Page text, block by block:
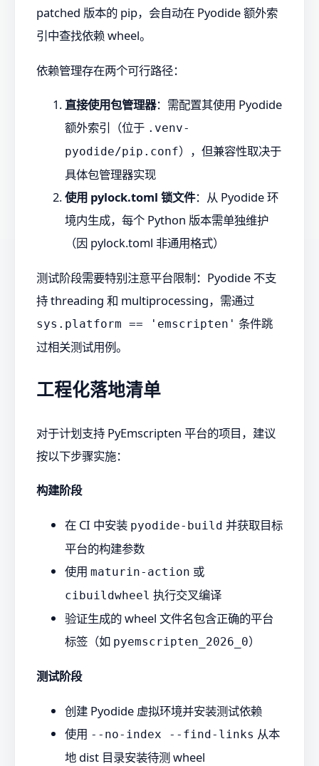
patched 版本的 pip，会自动在 Pyodide 额外索
引中查找依赖 wheel。
依赖管理存在两个可行路径：
直接使用包管理器：需配置其使用 Pyodide
额外索引（位于 .venv-
pyodide/pip.conf），但兼容性取决于
具体包管理器实现
使用 pylock.toml 锁文件：从 Pyodide 环
境内生成，每个 Python 版本需单独维护
（因 pylock.toml 非通用格式）
测试阶段需要特别注意平台限制：Pyodide 不支
持 threading 和 multiprocessing，需通过
sys.platform == 'emscripten' 条件跳
过相关测试用例。
工程化落地清单
对于计划支持 PyEmscripten 平台的项目，建议
按以下步骤实施：
构建阶段
在 CI 中安装 pyodide-build 并获取目标
平台的构建参数
使用 maturin-action 或
cibuildwheel 执行交叉编译
验证生成的 wheel 文件名包含正确的平台
标签（如 pyemscripten_2026_0）
测试阶段
创建 Pyodide 虚拟环境并安装测试依赖
使用 --no-index --find-links 从本
地 dist 目录安装待测 wheel